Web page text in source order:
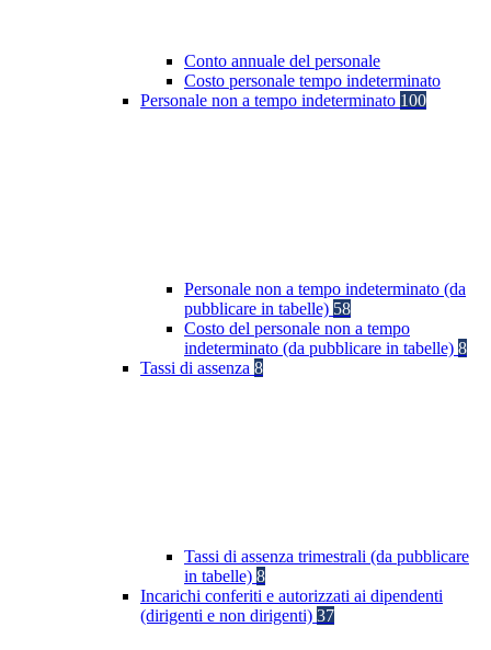
Conto annuale del personale
Costo personale tempo indeterminato
Personale non a tempo indeterminato 100
Personale non a tempo indeterminato (da
pubblicare in tabelle) 58
Costo del personale non a tempo
indeterminato (da pubblicare in tabelle) 8
Tassi di assenza 8
Tassi di assenza trimestrali (da pubblicare
in tabelle) 8
Incarichi conferiti e autorizzati ai dipendenti
(dirigenti e non dirigenti) 37